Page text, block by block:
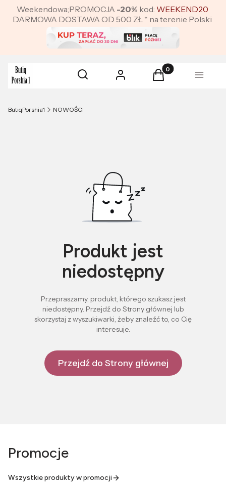
Weekendowa;PROMOCJA -20% kod: WEEKEND20
DARMOWA DOSTAWA OD 500 ZŁ * na terenie Polski
Otwórz wyszukiwarkę
Szukaj Zaloguj się Produkty w
Koszyk Menu
ButiqPorshia1 NOWOŚCI
Produkt jest
niedostępny
Przepraszamy, produkt, którego szukasz jest
niedostępny. Przejdź do Strony głównej lub
skorzystaj z wyszukiwarki, żeby znaleźć to, co Cię
interesuje.
Przejdź do Strony głównej
Promocje
Wszystkie produkty w promocji